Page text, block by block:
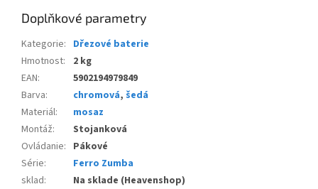
Doplňkové parametry
Kategorie: Dřezové baterie
Hmotnost:
2 kg
EAN:
5902194979849
Barva: chromová, šedá
Materiál:
mosaz
Montáž:
Stojanková
Ovládanie: Pákové
Série:
Ferro Zumba
sklad:
Na sklade (Heavenshop)